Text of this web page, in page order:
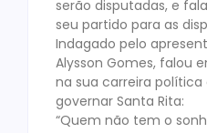
serão disputadas, e
seu partido para as
Indagado pelo
Alysson Gomes, falou
na sua carreira política
governar Santa Rita:
“Quem não tem o